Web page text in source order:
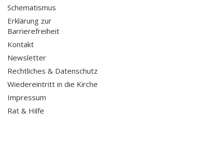
Schematismus
Erklärung zur
Barrierefreiheit
Kontakt
Newsletter
Rechtliches & Datenschutz
Wiedereintritt in die Kirche
Impressum
Rat & Hilfe